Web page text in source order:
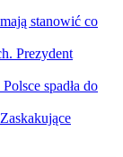
stanowić co
Prezydent
spadła do